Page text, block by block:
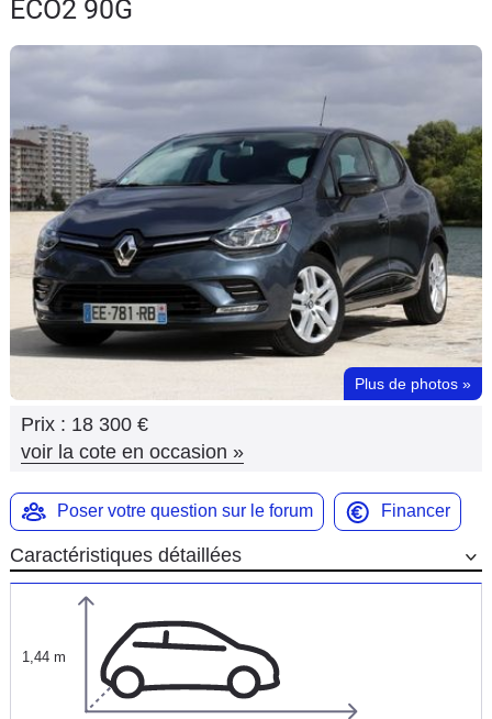
d'achat
Utilitaires
Flottes
Auto
Services
Forum
Marques
ECO2 90G
Plus de photos »
Prix : 18 300 €
voir la cote en occasion »
Poser votre question sur le forum Financer
Caractéristiques détaillées
1,44 m